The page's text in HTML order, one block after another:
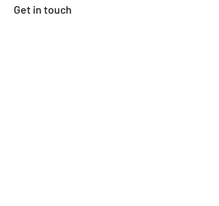
Get in touch